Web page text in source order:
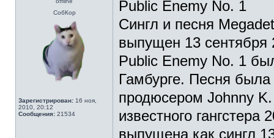
СобКор
Зарегистрирован: 16 ноя,
2010, 20:12
Сообщения: 21534
Public Enemy No. 1
Сингл и песня
выпущен 13 сентября
Public Enemy No. 1
Гамбурге. Песня
продюсером Johnny
известного
выпущена как сингл